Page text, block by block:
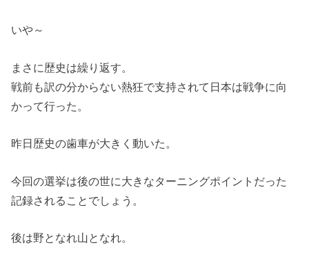
いや～
まさに歴史は繰り返す。
戦前も訳の分からない熱狂で支持されて日本は戦争に向
かって行った。
昨日歴史の歯車が大きく動いた。
今回の選挙は後の世に大きなターニングポイントだった
記録されることでしょう。
後は野となれ山となれ。